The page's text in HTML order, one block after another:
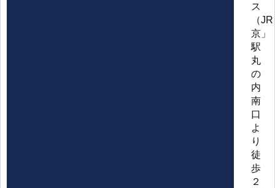
ス
（
京」
駅
丸
の
内
南
口
よ
り
徒
歩
２